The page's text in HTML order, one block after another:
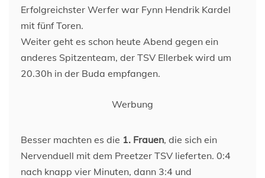
Erfolgreichster Werfer war Fynn Hendrik Kardel
mit fünf Toren.
Weiter geht es schon heute Abend gegen ein
anderes Spitzenteam, der TSV Ellerbek wird um
20.30h in der Buda empfangen.
Werbung
Besser machten es die 1. Frauen, die sich ein
Nervenduell mit dem Preetzer TSV lieferten. 0:4
nach knapp vier Minuten, dann 3:4 und